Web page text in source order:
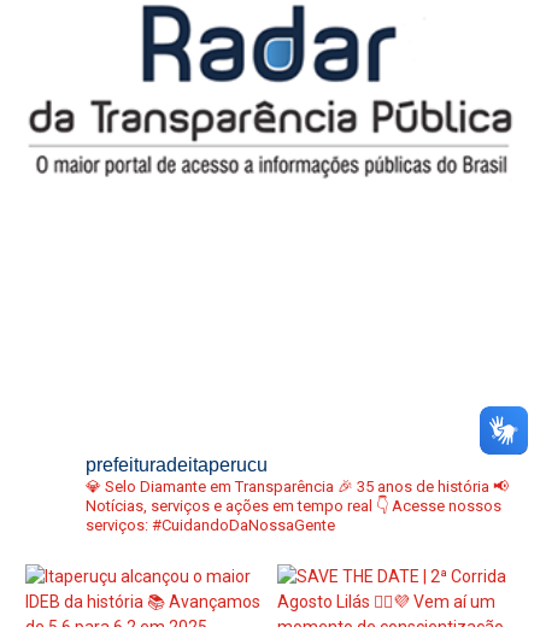
prefeituradeitaperucu
💎 Selo Diamante em Transparência 🎉 35 anos de história 📢
Notícias, serviços e ações em tempo real 👇 Acesse nossos
serviços: #CuidandoDaNossaGente